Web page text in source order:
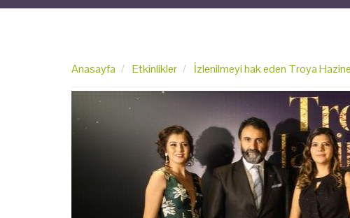
Anasayfa Etkinlikler İzlenilmeyi hak eden Troya